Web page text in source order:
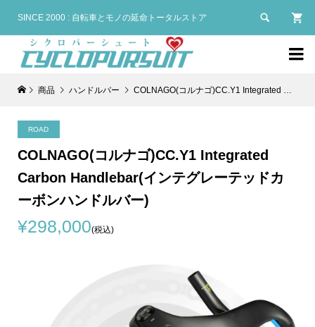
SINCE 2000 : 自転車とモノの延命トータルストア 

商品 ハンドルバー COLNAGO(コルナゴ)CC.Y1 Integrated Carbon Handlebar(インテグレーテッドカーボンハンドルバー)
ROAD
COLNAGO(コルナゴ)CC.Y1 Integrated
Carbon Handlebar(インテグレーテッドカ
ーボンハンドルバー)
¥298,000(税込)